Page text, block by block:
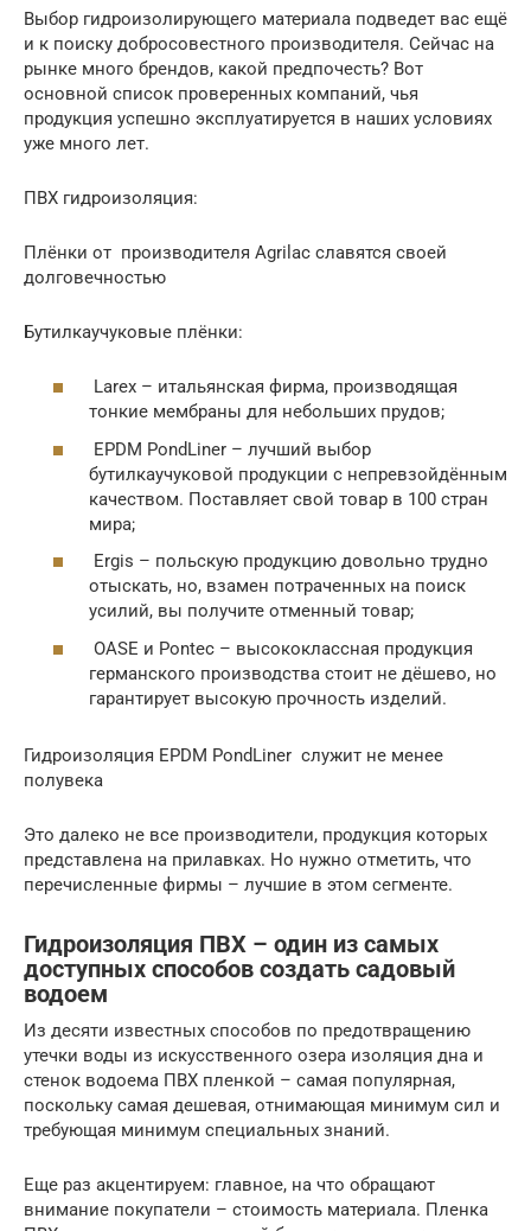
Выбор гидроизолирующего материала подведет вас ещё
и к поиску добросовестного производителя. Сейчас на
рынке много брендов, какой предпочесть? Вот
основной список проверенных компаний, чья
продукция успешно эксплуатируется в наших условиях
уже много лет.
ПВХ гидроизоляция:
Плёнки от производителя Agrilac славятся своей
долговечностью
Бутилкаучуковые плёнки:
Larex – итальянская фирма, производящая
тонкие мембраны для небольших прудов;
EPDM PondLiner – лучший выбор
бутилкаучуковой продукции с непревзойдённым
качеством. Поставляет свой товар в 100 стран
мира;
Ergis – польскую продукцию довольно трудно
отыскать, но, взамен потраченных на поиск
усилий, вы получите отменный товар;
OASE и Pontec – высококлассная продукция
германского производства стоит не дёшево, но
гарантирует высокую прочность изделий.
Гидроизоляция EPDM PondLiner служит не менее
полувека
Это далеко не все производители, продукция которых
представлена на прилавках. Но нужно отметить, что
перечисленные фирмы – лучшие в этом сегменте.
Гидроизоляция ПВХ – один из самых
доступных способов создать садовый
водоем
Из десяти известных способов по предотвращению
утечки воды из искусственного озера изоляция дна и
стенок водоема ПВХ пленкой – самая популярная,
поскольку самая дешевая, отнимающая минимум сил и
требующая минимум специальных знаний.
Еще раз акцентируем: главное, на что обращают
внимание покупатели – стоимость материала. Пленка